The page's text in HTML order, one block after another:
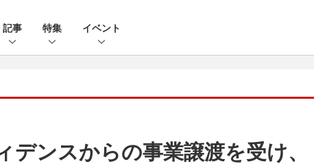
記事 特集 イベント
デンスからの事業譲渡を受け、